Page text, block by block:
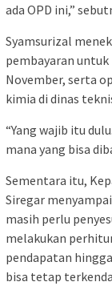
ada OPD ini,”
Syamsurizal
pembayaran
November, serta
kimia di dinas
“Yang wajib itu
mana yang bisa
Sementara itu,
Siregar
masih perlu
melakukan
pendapatan
bisa tetap